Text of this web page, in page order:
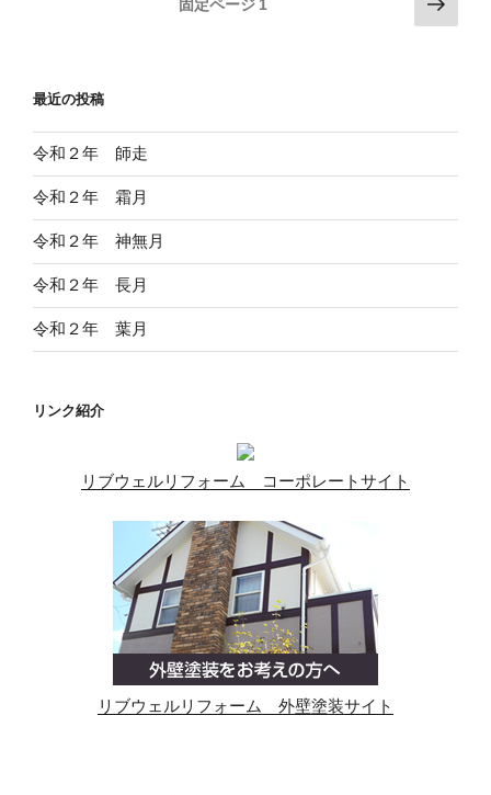
ペ
ジ
送
り
固定ページ 1
の
最近の投稿
令和２年 師走
令和２年 霜月
令和２年 神無月
令和２年 長月
令和２年 葉月
リンク紹介
リブウェルリフォーム コーポレートサイト
リブウェルリフォーム 外壁塗装サイト